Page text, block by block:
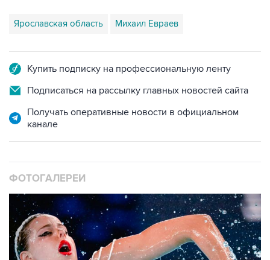
Ярославская область Михаил Евраев
Купить подписку на профессиональную ленту
Подписаться на рассылку главных новостей сайта
Получать оперативные новости в официальном
канале
ФОТОГАЛЕРЕИ